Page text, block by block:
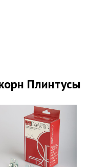
Плинтусы